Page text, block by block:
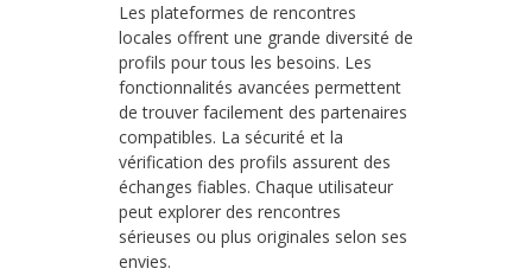
Les plateformes de rencontres
locales offrent une grande diversité de
profils pour tous les besoins. Les
fonctionnalités avancées permettent
de trouver facilement des partenaires
compatibles. La sécurité et la
vérification des profils assurent des
échanges fiables. Chaque utilisateur
peut explorer des rencontres
sérieuses ou plus originales selon ses
envies.